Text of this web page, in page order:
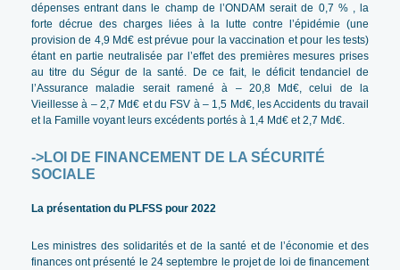
dépenses entrant dans le champ de l’ONDAM serait de 0,7 % , la
forte décrue des charges liées à la lutte contre l’épidémie (une
provision de 4,9 Md€ est prévue pour la vaccination et pour les tests)
étant en partie neutralisée par l’effet des premières mesures prises
au titre du Ségur de la santé. De ce fait, le déficit tendanciel de
l’Assurance maladie serait ramené à – 20,8 Md€, celui de la
Vieillesse à – 2,7 Md€ et du FSV à – 1,5 Md€, les Accidents du travail
et la Famille voyant leurs excédents portés à 1,4 Md€ et 2,7 Md€.
->LOI DE FINANCEMENT DE LA SÉCURITÉ
SOCIALE
La présentation du PLFSS pour 2022
Les ministres des solidarités et de la santé et de l’économie et des
finances ont présenté le 24 septembre le projet de loi de financement